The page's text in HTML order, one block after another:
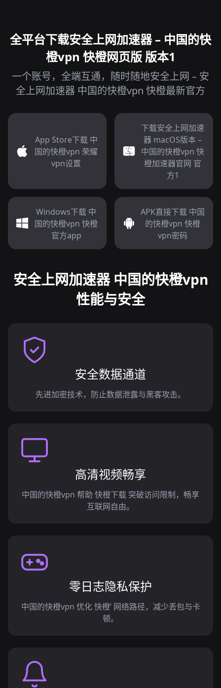
全平台下载安全上网加速器 – 中国的快
橙vpn 快橙网页版 版本1
一个账号，全端互通，随时随地安全上网 – 安
全上网加速器 中国的快橙vpn 快橙最新官方
App Store下载 中
国的快橙vpn 荣耀
vpn设置
下载安全上网加速
器 macOS版本 –
中国的快橙vpn 快
橙加速器官网 官
方1
Windows下载 中
国的快橙vpn 快橙
官方app
APK直接下载 中国
的快橙vpn 快橙
vpn密码
安全上网加速器 中国的快橙vpn
性能与安全
安全数据通道
先进加密技术，防止数据泄露与黑客攻击。
高清视频畅享
中国的快橙vpn 帮助 快橙下载 突破访问限制，畅享
互联网自由。
零日志隐私保护
中国的快橙vpn 优化 快橙’ 网络路径，减少丢包与卡
顿。